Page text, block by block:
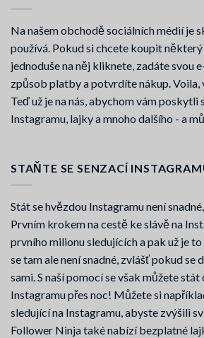
Na našem obchodě sociálních médií je
používá. Pokud si chcete koupit
jednoduše na něj kliknete, zadáte svou
způsob platby a potvrdíte nákup. Voila,
Teď už je na nás, abychom vám poskytli
Instagramu, lajky a mnoho dalšího - a
STAŇTE SE SENZACÍ
Stát se hvězdou Instagramu není
Prvním krokem na cestě ke slávě na
prvního milionu sledujících a pak už je
se tam ale není snadné, zvlášť pokud se
sami. S naší pomocí se však můžete
Instagramu přes noc! Můžete si
sledující na Instagramu, abyste zvýšili
Follower Ninja také nabízí bezplatné